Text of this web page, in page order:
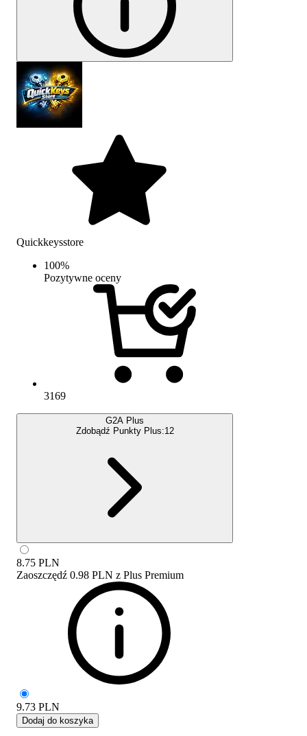
Quickkeysstore
100%
Pozytywne oceny
3169
G2A Plus
Zdobądź Punkty Plus:12
8.75 PLN
Zaoszczędź 0.98 PLN z Plus Premium
9.73 PLN
Dodaj do koszyka